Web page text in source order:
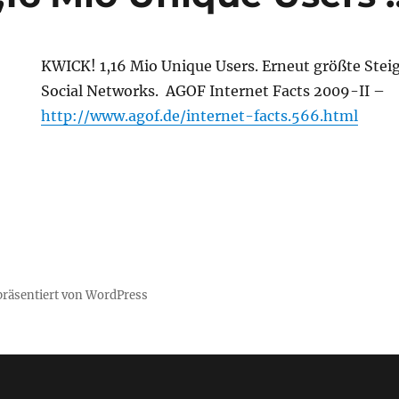
KWICK! 1,16 Mio Unique Users. Erneut größte
Social Networks. AGOF Internet Facts 2009-II –
http://www.agof.de/internet-facts.566.html
von WordPress